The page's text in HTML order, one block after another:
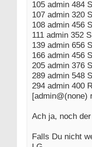
105 admin 484
107 admin 320
108 admin 456
111 admin 352
139 admin 656
166 admin 456
205 admin 376
289 admin 548
294 admin 400
[admin@(none)
Ach ja, noch
Falls Du nicht